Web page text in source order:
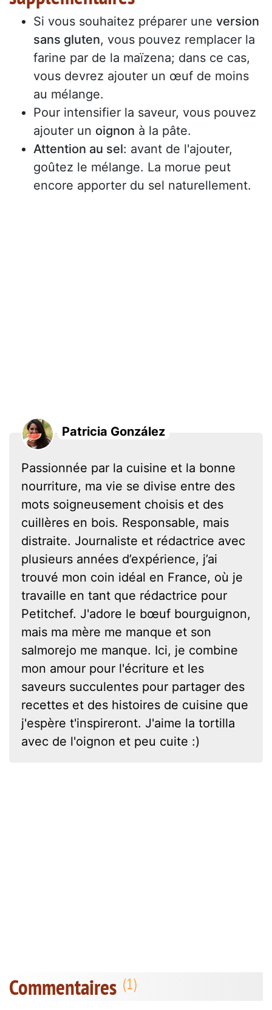
Si vous souhaitez préparer une version
sans gluten, vous pouvez remplacer la
farine par de la maïzena; dans ce cas,
vous devrez ajouter un œuf de moins
au mélange.
Pour intensifier la saveur, vous pouvez
ajouter un oignon à la pâte.
Attention au sel: avant de l'ajouter,
goûtez le mélange. La morue peut
encore apporter du sel naturellement.
Patricia González
Passionnée par la cuisine et la bonne
nourriture, ma vie se divise entre des
mots soigneusement choisis et des
cuillères en bois. Responsable, mais
distraite. Journaliste et rédactrice avec
plusieurs années d’expérience, j’ai
trouvé mon coin idéal en France, où je
travaille en tant que rédactrice pour
Petitchef. J'adore le bœuf bourguignon,
mais ma mère me manque et son
salmorejo me manque. Ici, je combine
mon amour pour l'écriture et les
saveurs succulentes pour partager des
recettes et des histoires de cuisine que
j'espère t'inspireront. J'aime la tortilla
avec de l'oignon et peu cuite :)
Commentaires